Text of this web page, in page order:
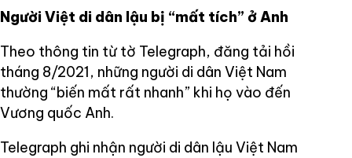
Người Việt di dân lậu bị “mất tích” ở Anh
Theo thông tin từ tờ Telegraph, đăng tải hồi
tháng 8/2021, những người di dân Việt Nam
thường “biến mất rất nhanh” khi họ vào đến
Vương quốc Anh.
Telegraph ghi nhận người di dân lậu Việt Nam